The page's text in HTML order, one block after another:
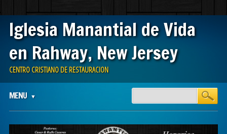
Iglesia Manantial de Vida
en Rahway, New Jersey
CENTRO CRISTIANO DE RESTAURACION
Main menu
content
MENU